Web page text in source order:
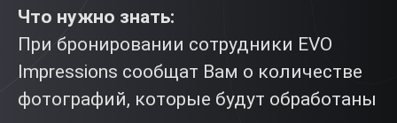
Что нужно знать:
При бронировании сотрудники EVO
Impressions сообщат Вам о количестве
фотографий, которые будут обработаны